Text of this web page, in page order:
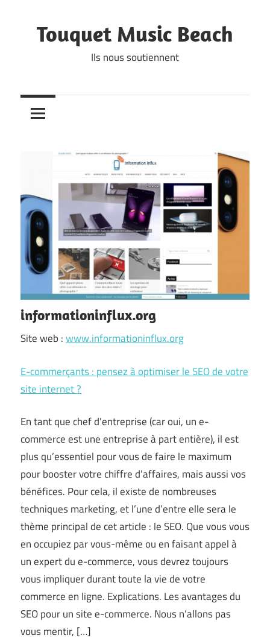
content
Touquet Music Beach
Ils nous soutiennent
informationinflux.org
Site web :www.informationinflux.org
E-commerçants : pensez à optimiser le SEO de votre
site internet ?
En tant que chef d’entreprise (car oui, un e-
commerce est une entreprise à part entière), il est
plus qu’essentiel pour vous de faire le maximum
pour booster votre chiffre d’affaires, mais aussi vos
bénéfices. Pour cela, il existe de nombreuses
techniques marketing, et l’une d’entre elle sera le
thème principal de cet article : le SEO. Que vous vous
en occupiez par vous-même ou en faisant appel à
un expert du e-commerce, vous devrez toujours
vous impliquer durant toute la vie de votre
commerce en ligne. Explications. Les avantages du
SEO pour un site e-commerce. Nous n’allons pas
vous mentir, […]